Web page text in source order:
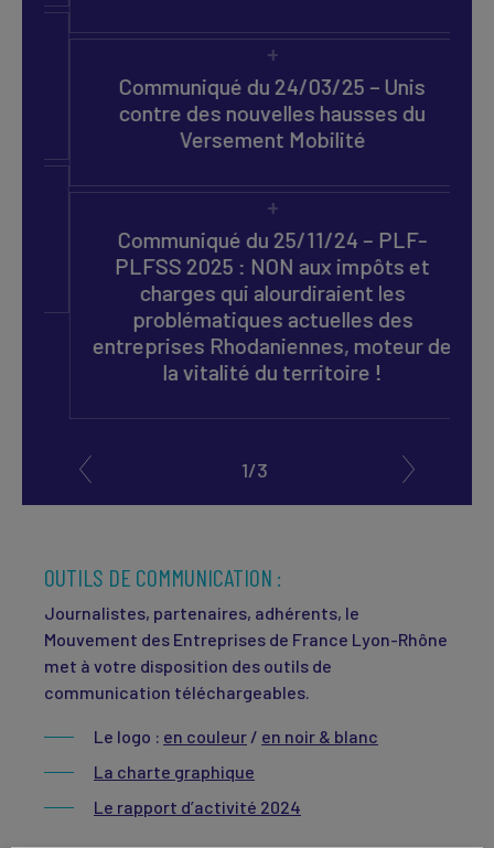
Communiqué du 24/03/25 – Unis
contre des nouvelles hausses du
Versement Mobilité
Communiqué du 25/11/24 – PLF-
PLFSS 2025 : NON aux impôts et
charges qui alourdiraient les
problématiques actuelles des
entreprises Rhodaniennes, moteur de
la vitalité du territoire !
1/3
OUTILS DE COMMUNICATION :
Journalistes, partenaires, adhérents, le
Mouvement des Entreprises de France Lyon-Rhône
met à votre disposition des outils de
communication téléchargeables.
Le logo : en couleur / en noir & blanc
La charte graphique
Le rapport d’activité 2024